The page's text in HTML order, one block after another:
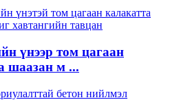
үнээр том цагаан
шаазан м ...